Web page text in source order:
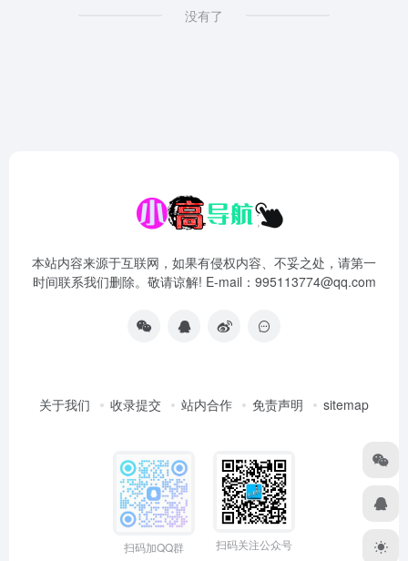
没有了
本站内容来源于互联网，如果有侵权内容、不妥之处，请第一
时间联系我们删除。敬请谅解! E-mail：995113774@qq.com
关于我们 收录提交 站内合作 免责声明 sitemap
扫码加QQ群 扫码关注公众号